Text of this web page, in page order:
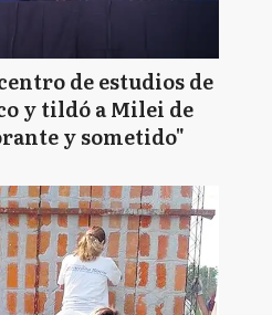
de estudios de
y tildó a Milei de
y sometido"